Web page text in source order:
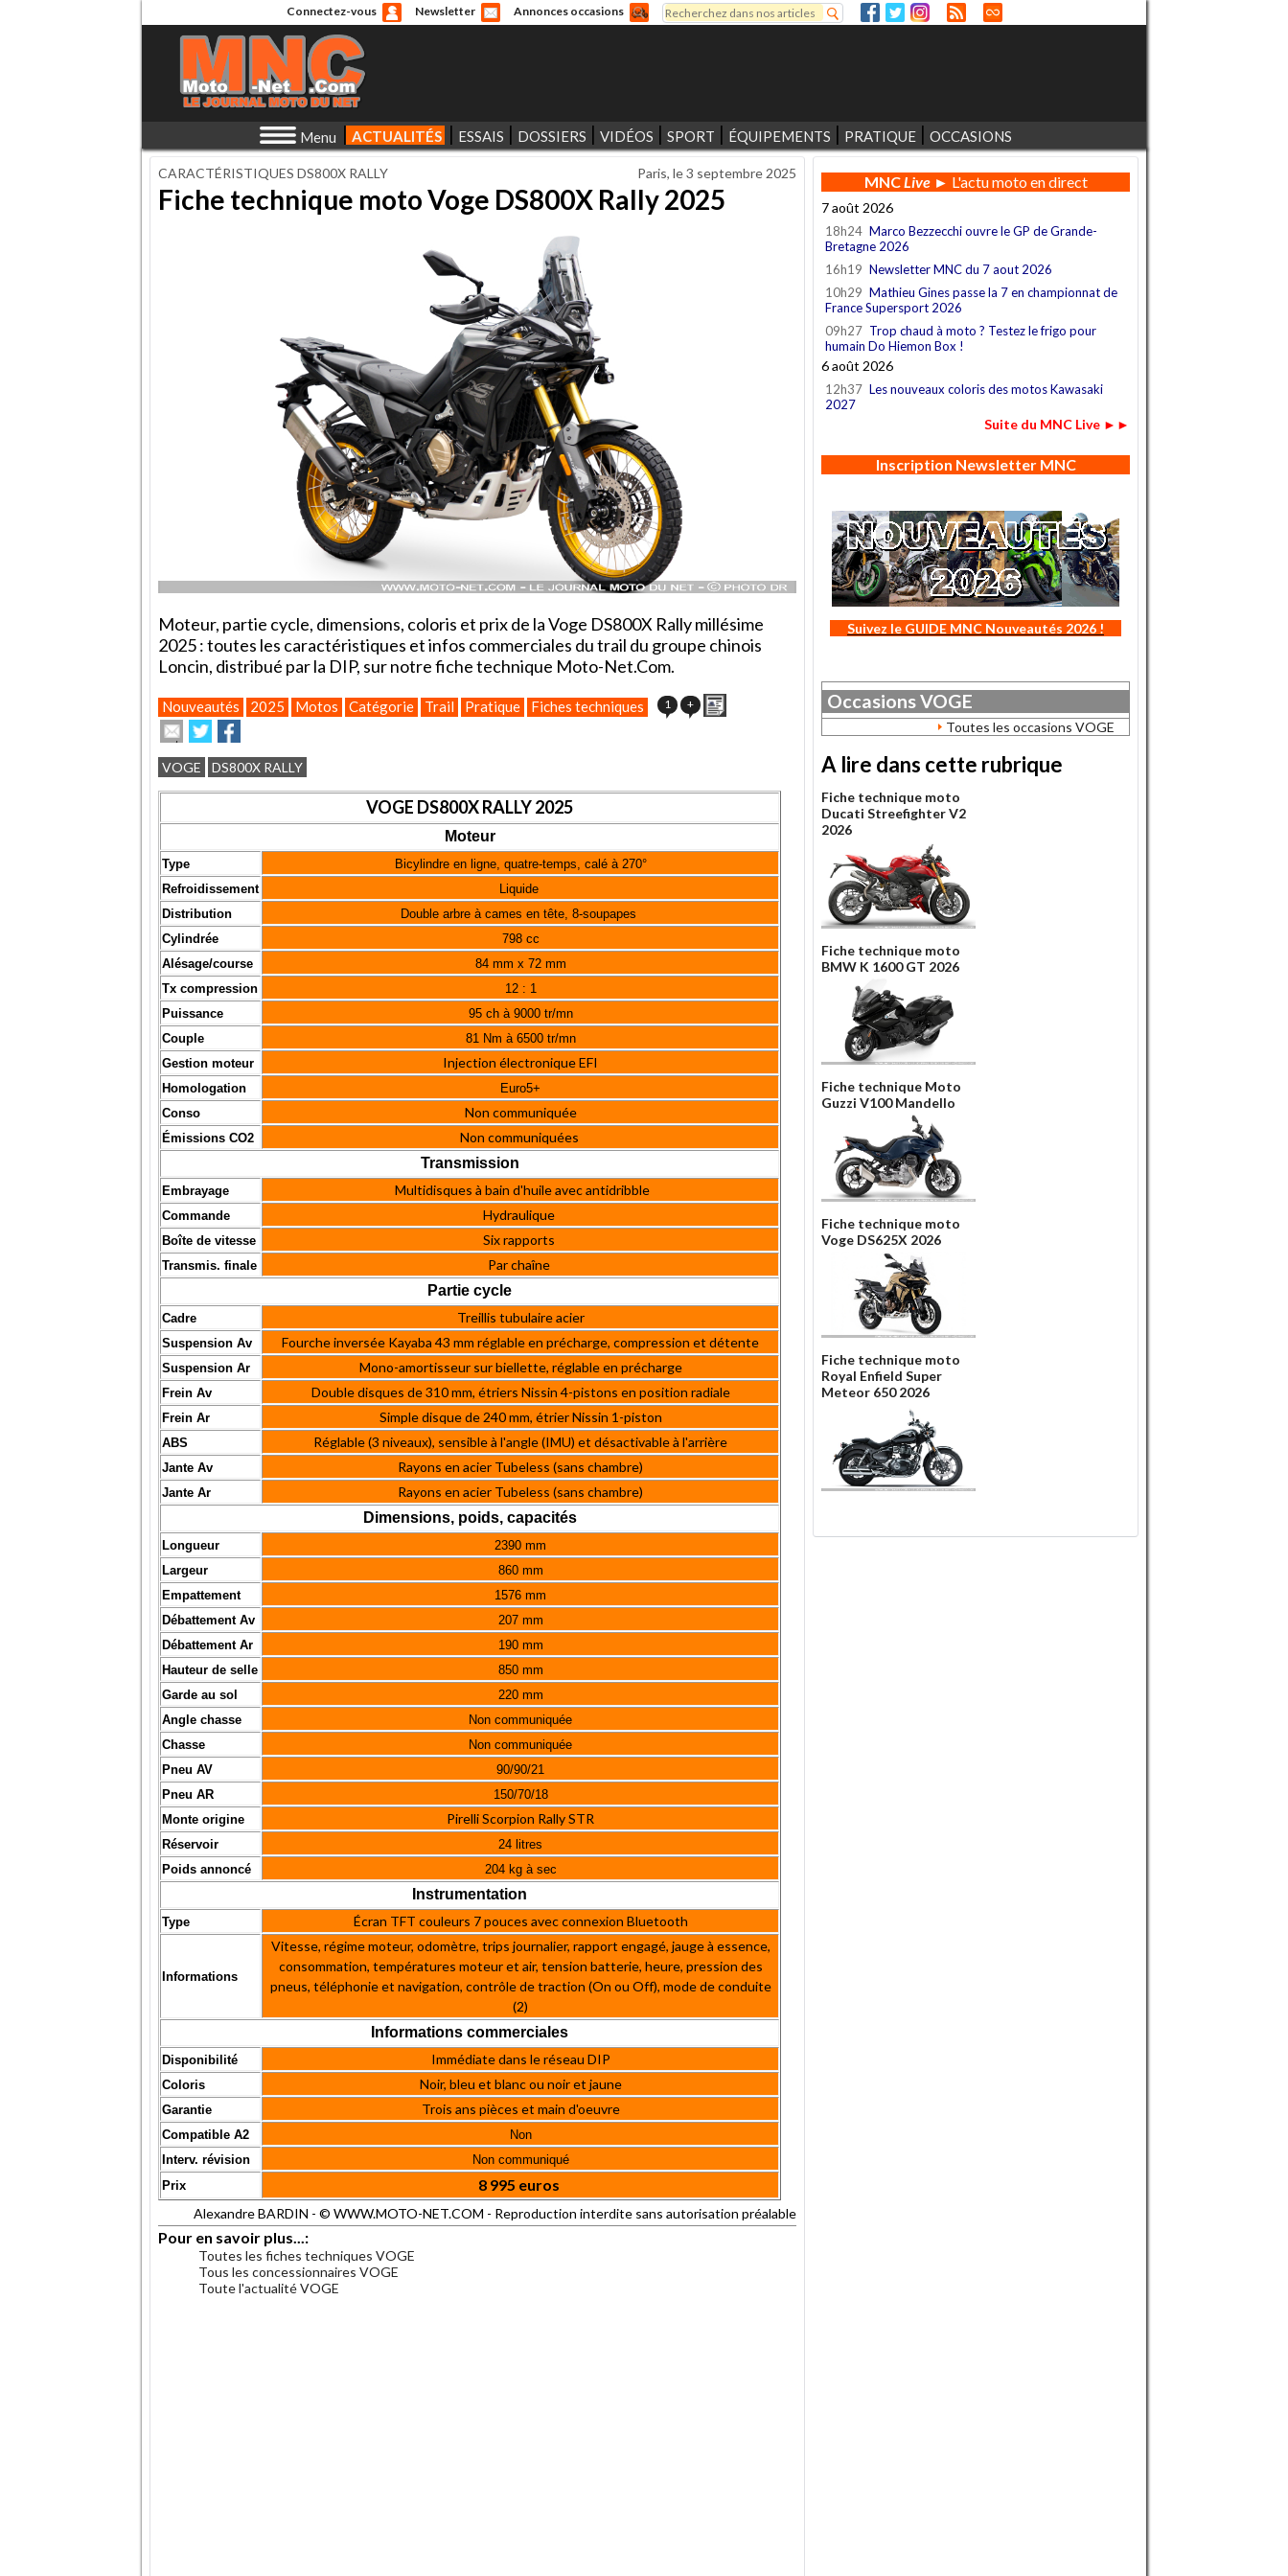
Connectez-vous Newsletter Annonces occasions
Formulaire de recherche
Rechercher
Menu ACTUALITÉS ESSAIS DOSSIERS VIDÉOS SPORT ÉQUIPEMENTS PRATIQUE OCCASIONS
CARACTÉRISTIQUES DS800X RALLY Paris, le3 septembre 2025
Fiche technique moto Voge DS800X Rally 2025
Moteur, partie cycle, dimensions, coloris et prix de la Voge DS800X Rally millésime
2025 : toutes les caractéristiques et infos commerciales du trail du groupe chinois
Loncin, distribué par la DIP, sur notre fiche technique Moto-Net.Com.
Nouveautés 2025 Motos Catégorie Trail Pratique Fiches techniques 1 +
Envoyer
cet
article
à
un
Partager
sur
Twitter
sur
Facebook
VOGE DS800X RALLY
VOGE DS800X RALLY 2025
Moteur
Type
Bicylindre en ligne, quatre-temps, calé à 270°
Refroidissement
Liquide
Distribution
Double arbre à cames en tête, 8-soupapes
Cylindrée
798 cc
Alésage/course
84 mm x 72 mm
Tx compression
12 : 1
Puissance
95 ch à 9000 tr/mn
Couple
81 Nm à 6500 tr/mn
Gestion moteur
Injection électronique EFI
Homologation
Euro5+
Conso
Non communiquée
Émissions CO2
Non communiquées
Transmission
Embrayage Multidisques à bain d'huile avec antidribble
Commande Hydraulique
Boîte de vitesse Six rapports
Transmis. finale
Par chaîne
Partie cycle
Cadre Treillis tubulaire acier
Suspension Av Fourche inversée Kayaba 43 mm réglable en précharge, compression et détente
Suspension Ar Mono-amortisseur sur biellette, réglable en précharge
Frein Av Double disques de 310 mm, étriers Nissin 4-pistons en position radiale
Frein Ar Simple disque de 240 mm, étrier Nissin 1-piston
ABS Réglable (3 niveaux), sensible à l'angle (IMU) et désactivable à l'arrière
Jante Av Rayons en acier Tubeless (sans chambre)
Jante Ar
Rayons en acier Tubeless (sans chambre)
Dimensions, poids, capacités
Longueur
2390 mm
Largeur
860 mm
Empattement
1576 mm
Débattement Av
207 mm
Débattement Ar
190 mm
Hauteur de selle
850 mm
Garde au sol
220 mm
Angle chasse
Non communiquée
Chasse
Non communiquée
Pneu AV
90/90/21
Pneu AR
150/70/18
Monte origine
Pirelli Scorpion Rally STR
Réservoir
24 litres
Poids annoncé
204 kg à sec
Instrumentation
Type Écran TFT couleurs 7 pouces avec connexion Bluetooth
Informations
Vitesse, régime moteur, odomètre, trips journalier, rapport engagé, jauge à essence,
consommation, températures moteur et air, tension batterie, heure, pression des
pneus, téléphonie et navigation, contrôle de traction (On ou Off), mode de conduite
(2)
Informations commerciales
Disponibilité Immédiate dans le réseau DIP
Coloris Noir, bleu et blanc ou noir et jaune
Garantie Trois ans pièces et main d'oeuvre
Compatible A2
Non
Interv. révision
Non communiqué
Prix
8 995 euros
Alexandre BARDIN - © WWW.MOTO-NET.COM - Reproduction interdite sans autorisation préalable
Pour en savoir plus...:
Toutes les fiches techniques VOGE
Tous les concessionnaires VOGE
Toute l'actualité VOGE
MNCLive► L'actu moto en direct
7 août 2026
18h24 Marco Bezzecchi ouvre le GP de Grande-
Bretagne 2026
16h19 Newsletter MNC du 7 aout 2026
10h29 Mathieu Gines passe la 7 en championnat de
France Supersport 2026
09h27 Trop chaud à moto ? Testez le frigo pour
humain Do Hiemon Box !
6 août 2026
12h37 Les nouveaux coloris des motos Kawasaki
2027
Suite du MNC Live ►►
Inscription Newsletter MNC
Suivez le GUIDE MNC Nouveautés 2026 !
OccasionsVOGE
Toutes les occasions VOGE
A lire dans cette rubrique
Fiche technique moto
Ducati Streefighter V2
2026
Fiche technique moto
BMW K 1600 GT 2026
Fiche technique Moto
Guzzi V100 Mandello
Fiche technique moto
Voge DS625X 2026
Fiche technique moto
Royal Enfield Super
Meteor 650 2026